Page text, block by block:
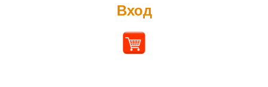
Вход